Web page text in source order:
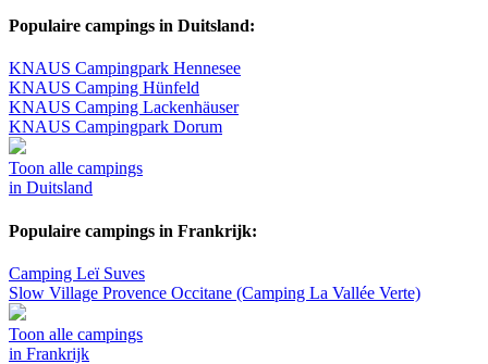
Populaire campings in Duitsland:
KNAUS Campingpark Hennesee
KNAUS Camping Hünfeld
KNAUS Camping Lackenhäuser
KNAUS Campingpark Dorum
Toon alle campings
in Duitsland
Populaire campings in Frankrijk:
Camping Leï Suves
Slow Village Provence Occitane (Camping La Vallée Verte)
Toon alle campings
in Frankrijk